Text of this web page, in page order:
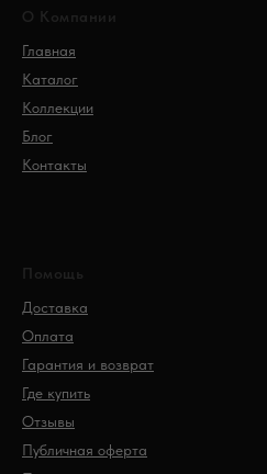
О Компании
Главная
Каталог
Коллекции
Блог
Контакты
Помощь
Доставка
Оплата
Гарантия и возврат
Где купить
Отзывы
Публичная оферта